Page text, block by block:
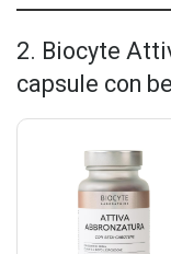
2. Biocyte
capsule con